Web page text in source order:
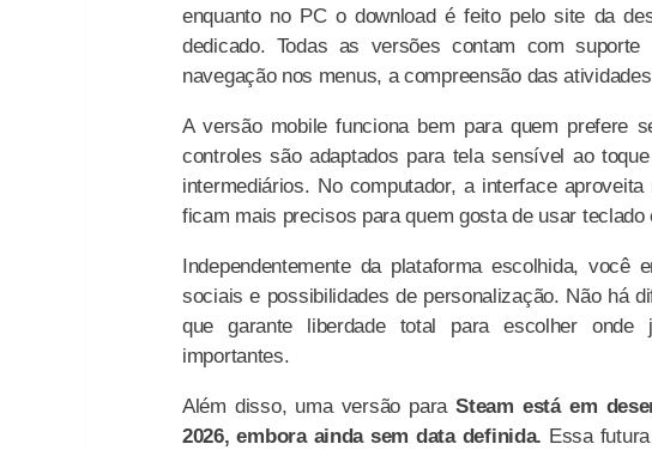
enquanto no PC o download é feito pelo site da
dedicado. Todas as versões contam com
navegação nos menus, a compreensão das
A versão mobile funciona bem para quem prefere
controles são adaptados para tela sensível ao
intermediários. No computador, a interface
ficam mais precisos para quem gosta de usar teclado
Independentemente da plataforma escolhida, você
sociais e possibilidades de personalização. Não há
que garante liberdade total para escolher
importantes.
Além disso, uma versão paraSteam está em
2026, embora ainda sem data definida. Essa